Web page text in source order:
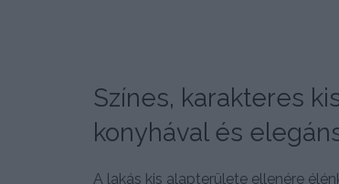
Színes, karakteres
konyhával és
A lakás kis alapterülete ellenére